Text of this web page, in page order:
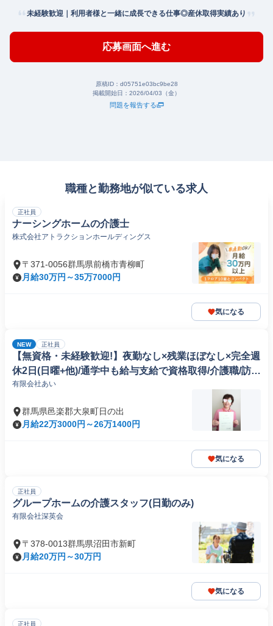
未経験歓迎｜利用者様と一緒に成長できる仕事◎産休取得実績あり
応募画面へ進む
原稿ID： d05751e03bc9be28
掲載開始日： 2026/04/03（金）
問題を報告する
職種と勤務地が似ている求人
正社員
ナーシングホームの介護士
株式会社アトラクションホールディングス
〒371-0056群馬県前橋市青柳町
月給30万円～35万7000円
気になる
NEW 正社員
【無資格・未経験歓迎!】夜勤なし×残業ほぼなし×完全週
休2日(日曜+他)/通学中も給与支給で資格取得/介護職/訪問
介護
有限会社あい
群馬県邑楽郡大泉町日の出
月給22万3000円～26万1400円
気になる
正社員
グループホームの介護スタッフ(日勤のみ)
有限会社深英会
〒378-0013群馬県沼田市新町
月給20万円～30万円
気になる
正社員